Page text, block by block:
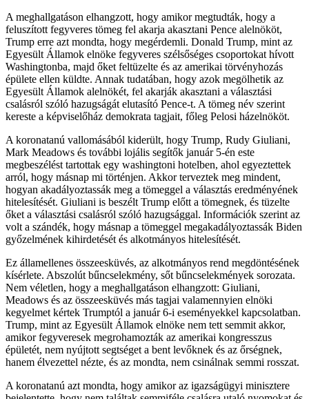
A meghallgatáson elhangzott, hogy amikor megtudták, hogy a
feluszított fegyveres tömeg fel akarja akasztani Pence alelnököt,
Trump erre azt mondta, hogy megérdemli. Donald Trump, mint az
Egyesült Államok elnöke fegyveres szélsőséges csoportokat hívott
Washingtonba, majd őket feltüzelte és az amerikai törvényhozás
épülete ellen küldte. Annak tudatában, hogy azok megölhetik az
Egyesült Államok alelnökét, fel akarják akasztani a választási
csalásról szóló hazugságát elutasító Pence-t. A tömeg név szerint
kereste a képviselőház demokrata tagjait, főleg Pelosi házelnököt.
A koronatanú vallomásából kiderült, hogy Trump, Rudy Giuliani,
Mark Meadows és további lojális segítők január 5-én este
megbeszélést tartottak egy washingtoni hotelben, ahol egyeztettek
arról, hogy másnap mi történjen. Akkor terveztek meg mindent,
hogyan akadályoztassák meg a tömeggel a választás eredményének
hitelesítését. Giuliani is beszélt Trump előtt a tömegnek, és tüzelte
őket a választási csalásról szóló hazugsággal. Információk szerint az
volt a szándék, hogy másnap a tömeggel megakadályoztassák Biden
győzelmének kihirdetését és alkotmányos hitelesítését.
Ez államellenes összeesküvés, az alkotmányos rend megdöntésének
kísérlete. Abszolút bűncselekmény, sőt bűncselekmények sorozata.
Nem véletlen, hogy a meghallgatáson elhangzott: Giuliani,
Meadows és az összeesküvés más tagjai valamennyien elnöki
kegyelmet kértek Trumptól a január 6-i eseményekkel kapcsolatban.
Trump, mint az Egyesült Államok elnöke nem tett semmit akkor,
amikor fegyveresek megrohamozták az amerikai kongresszus
épületét, nem nyújtott segtséget a bent levőknek és az őrségnek,
hanem élvezettel nézte, és az mondta, nem csinálnak semmi rosszat.
A koronatanú azt mondta, hogy amikor az igazságügyi minisztere